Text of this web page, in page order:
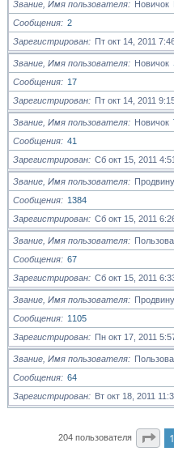
Звание, Имя пользователя Новичок
Сообщения
2
Зарегистрирован
Пт окт 14, 2011
Звание, Имя пользователя Новичок
Сообщения
17
Зарегистрирован
Пт окт 14, 2011
Звание, Имя пользователя Новичок
Сообщения
41
Зарегистрирован
Сб окт 15, 2011
Звание, Имя пользователя
Сообщения
1384
Зарегистрирован
Сб окт 15, 2011
Звание, Имя пользователя
Сообщения
67
Зарегистрирован
Сб окт 15, 2011
Звание, Имя пользователя
Сообщения
1105
Зарегистрирован
Пн окт 17, 2011
Звание, Имя пользователя
Сообщения
64
Зарегистрирован
Вт окт 18, 2011
204 пользователя 1